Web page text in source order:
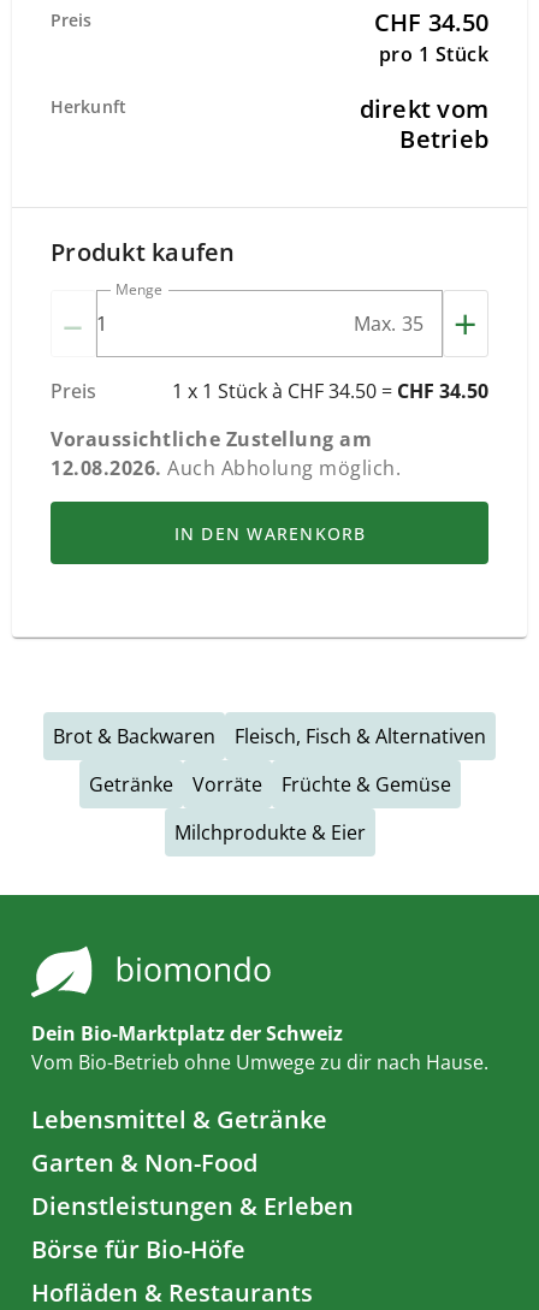
Preis CHF 34.50
pro 1 Stück
Herkunft
direkt vom
Betrieb
Produkt kaufen
– Max. 35
Menge
+
Preis 1 x 1 Stück à CHF 34.50 = CHF 34.50
Voraussichtliche Zustellung am
12.08.2026. Auch Abholung möglich.
IN DEN WARENKORB
Brot & Backwaren
Fleisch, Fisch & Alternativen
Getränke
Vorräte
Früchte & Gemüse
Milchprodukte & Eier
Dein Bio-Marktplatz der Schweiz
Vom Bio-Betrieb ohne Umwege zu dir nach Hause.
Lebensmittel & Getränke
Garten & Non-Food
Dienstleistungen & Erleben
Börse für Bio-Höfe
Hofläden & Restaurants